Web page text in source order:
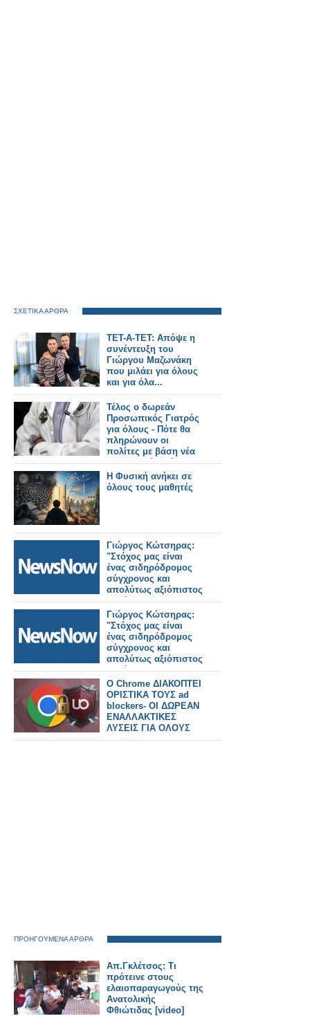
ΣΧΕΤΙΚΑ ΑΡΘΡΑ
ΤΕΤ-Α-ΤΕΤ: Απόψε η
συνέντευξη του
Γιώργου Μαζωνάκη
που μιλάει για όλους
και για όλα...
Τέλος ο δωρεάν
Προσωπικός Γιατρός
για όλους - Πότε θα
πληρώνουν οι
πολίτες με βάση νέα
υπουργική απόφαση
Η Φυσική ανήκει σε
όλους τους μαθητές
Γιώργος Κώτσηρας:
"Στόχος μας είναι
ένας σιδηρόδρομος
σύγχρονος και
απολύτως αξιόπιστος
για όλους τους
πολίτες".
Γιώργος Κώτσηρας:
"Στόχος μας είναι
ένας σιδηρόδρομος
σύγχρονος και
απολύτως αξιόπιστος
για όλους τους
πολίτες".
Ο Chrome ΔΙΑΚΟΠΤΕΙ
ΟΡΙΣΤΙΚΑ ΤΟΥΣ ad
blockers- ΟΙ ΔΩΡΕΑΝ
ΕΝΑΛΛΑΚΤΙΚΕΣ
ΛΥΣΕΙΣ ΓΙΑ ΟΛΟΥΣ
ΠΡΟΗΓΟΥΜΕΝΑ ΑΡΘΡΑ
Απ.Γκλέτσος: Τι
πρότεινε στους
ελαιοπαραγωγούς της
Ανατολικής
Φθιώτιδας [video]